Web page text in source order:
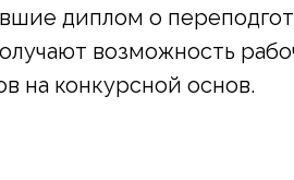
диплом о
возможность
на конкурсной основ.